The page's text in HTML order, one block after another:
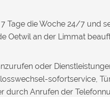
Tür
Tage die Woche 24/7 und
Oetwil an der Limmat
oder
sofortservice,
durch Anrufen der